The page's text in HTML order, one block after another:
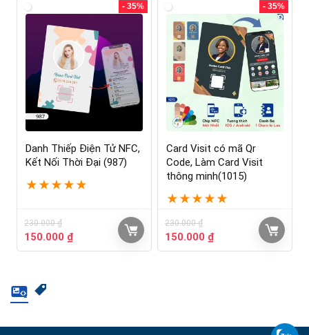
- 35%
Danh Thiếp Điện Tử NFC,
Kết Nối Thời Đại (987)
★ ★ ★ ★ ★
230.000₫
150.000 ₫
- 35%
Card Visit có mã Qr
Code, Làm Card Visit
thông minh(1015)
★ ★ ★ ★ ★
230.000₫
150.000 ₫